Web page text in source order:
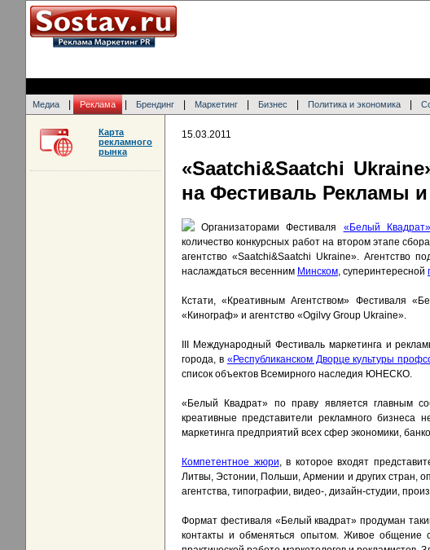
Медиа Реклама Брендинг Маркетинг Бизнес Политика и экономика
15.03.2011
«Saatchi&Saatchi
на Фестиваль Рекламы
Организаторами Фестиваля «Белый Квадрат»
количество конкурсных работ на втором этапе
агентство «Saatchi&Saatchi Ukraine». Агентство
наслаждаться весенним Минском, суперинтересной
Кстати, «Креативным Агентством» Фестиваля
«Кинограф» и агентство «Ogilvy Group Ukraine».
III Международный Фестиваль маркетинга и
города, в «Республиканском Дворце культуры
список объектов Всемирного наследия ЮНЕСКО.
«Белый Квадрат» по праву является главным
креативные представители рекламного бизнеса
маркетинга предприятий всех сфер экономики,
Компетентное жюри, в которое входят
Литвы, Эстонии, Польши, Армении и других стран,
агентства, типографии, видео-, дизайн-студии,
Формат фестиваля «Белый квадрат» продуман
контакты и обменяться опытом. Живое общение
Карта
рекламного
рынка